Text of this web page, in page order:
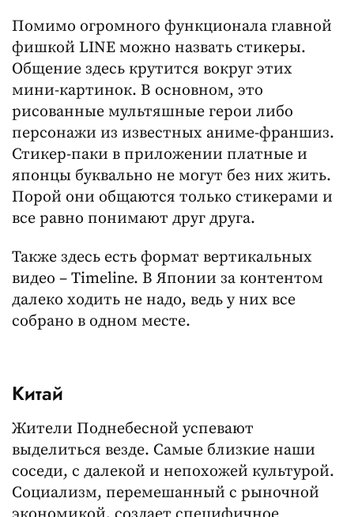
Помимо огромного функционала главной
фишкой LINE можно назвать стикеры.
Общение здесь крутится вокруг этих
мини-картинок. В основном, это
рисованные мультяшные герои либо
персонажи из известных аниме-франшиз.
Стикер-паки в приложении платные и
японцы буквально не могут без них жить.
Порой они общаются только стикерами и
все равно понимают друг друга.
Также здесь есть формат вертикальных
видео – Timeline. В Японии за контентом
далеко ходить не надо, ведь у них все
собрано в одном месте.
Китай
Жители Поднебесной успевают
выделиться везде. Самые близкие наши
соседи, с далекой и непохожей культурой.
Социализм, перемешанный с рыночной